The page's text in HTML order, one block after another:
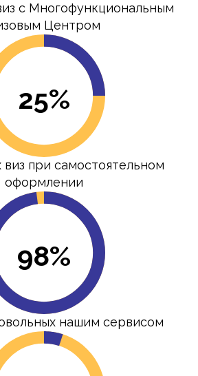
с Многофункциональным
Центром
25%
при самостоятельном
оформлении
98%
нашим сервисом